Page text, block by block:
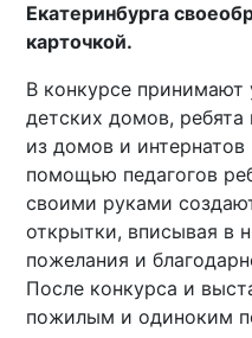
Екатеринбурга
карточкой.
В конкурсе принимают
детских домов, ребята
из домов и
помощью педагогов
своими руками
открытки, вписывая в
пожелания и
После конкурса и
пожилым и одиноким